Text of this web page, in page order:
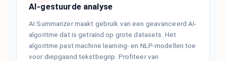
AI-gestuurde analyse
AI Summarizer maakt gebruik van een geavanceerd AI-
algoritme dat is getraind op grote datasets. Het
algoritme past machine learning- en NLP-modellen toe
voor diepgaand tekstbegrip. Profiteer van